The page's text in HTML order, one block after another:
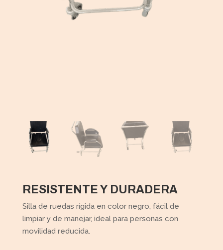
RESISTENTE Y DURADERA
Silla de ruedas rígida en color negro, fácil de
limpiar y de manejar, ideal para personas con
movilidad reducida.